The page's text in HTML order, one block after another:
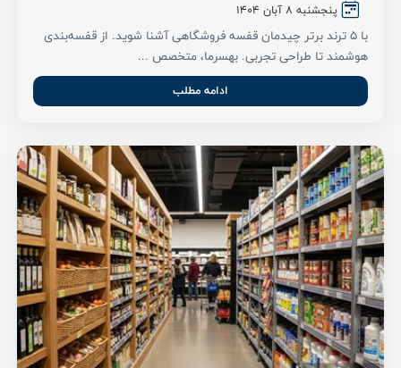
پنجشنبه ۸ آبان ۱۴۰۴
با ۵ ترند برتر چیدمان قفسه فروشگاهی آشنا شوید. از قفسه‌بندی
هوشمند تا طراحی تجربی. بهسرما، متخصص ...
ادامه مطلب